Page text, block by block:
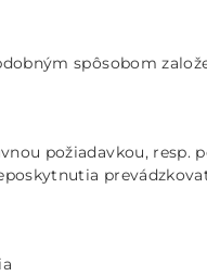
spôsobom
požiadavkou,